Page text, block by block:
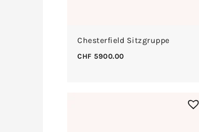
Chesterfield Sitzgruppe
CHF 5900.00